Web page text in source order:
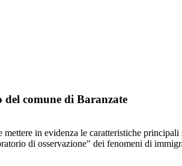
comune di Baranzate
in evidenza le caratteristiche
di osservazione" dei fenomeni di